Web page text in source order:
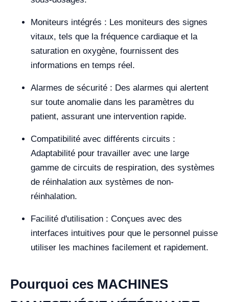
Moniteurs intégrés : Les moniteurs des signes
vitaux, tels que la fréquence cardiaque et la
saturation en oxygène, fournissent des
informations en temps réel.
Alarmes de sécurité : Des alarmes qui alertent
sur toute anomalie dans les paramètres du
patient, assurant une intervention rapide.
Compatibilité avec différents circuits :
Adaptabilité pour travailler avec une large
gamme de circuits de respiration, des systèmes
de réinhalation aux systèmes de non-
réinhalation.
Facilité d'utilisation : Conçues avec des
interfaces intuitives pour que le personnel puisse
utiliser les machines facilement et rapidement.
Pourquoi ces MACHINES